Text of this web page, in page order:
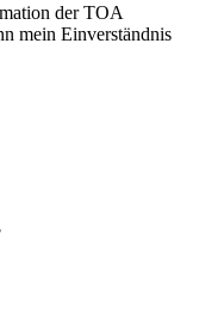
der TOA
mein Einverständnis